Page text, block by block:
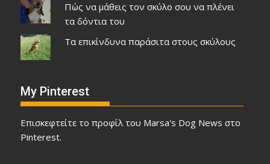
Πώς να μάθεις τον σκύλο σου να πλένει
τα δόντια του
Τα επικίνδυνα παράσιτα στους σκύλους
My Pinterest
Επισκεφτείτε το προφίλ του Marsa's Dog News στο
Pinterest.